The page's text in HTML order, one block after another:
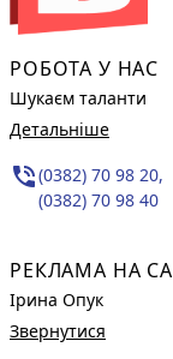
РОБОТА У НАС
Шукаєм таланти
Детальніше
phone_in_talk(0382) 70 98 20,
(0382) 70 98 40
РЕКЛАМА НА
Ірина Опук
Звернутися